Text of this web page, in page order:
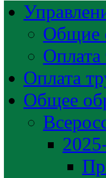
Общие
Оплата
Оплата
Общее